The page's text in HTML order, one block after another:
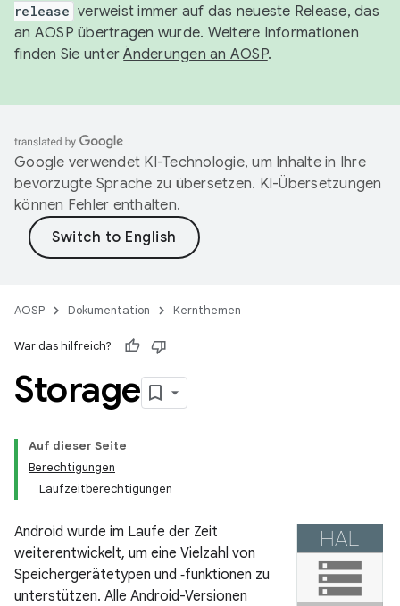
release verweist immer auf das neueste Release, das
an AOSP übertragen wurde. Weitere Informationen
finden Sie unterÄnderungen an AOSP.
Google verwendet KI-Technologie, um Inhalte in Ihre
bevorzugte Sprache zu übersetzen. KI-Übersetzungen
können Fehler enthalten.
AOSP Dokumentation Kernthemen
War das hilfreich?
Storage
Auf dieser Seite
Berechtigungen
Laufzeitberechtigungen
Android wurde im Laufe der Zeit
weiterentwickelt, um eine Vielzahl von
Speichergerätetypen und ‑funktionen zu
unterstützen. Alle Android-Versionen